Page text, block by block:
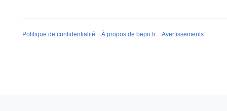
Politique de confidentialité À propos de bepo.fr Avertissements